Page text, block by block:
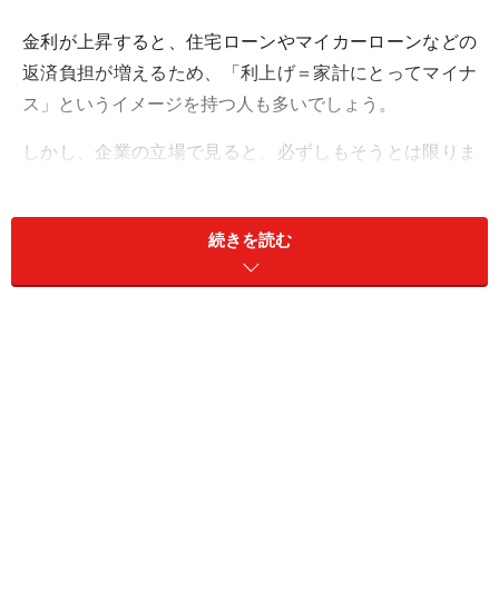
金利が上昇すると、住宅ローンやマイカーローンなどの
返済負担が増えるため、「利上げ＝家計にとってマイナ
ス」というイメージを持つ人も多いでしょう。
しかし、企業の立場で見ると、必ずしもそうとは限りま
益の源泉の1つです。金利が上昇すれば、この差が広が
り、収益改善につながる可能性があります。
また、生命保険会社は契約者から預かった保険料を債券
続きを読む